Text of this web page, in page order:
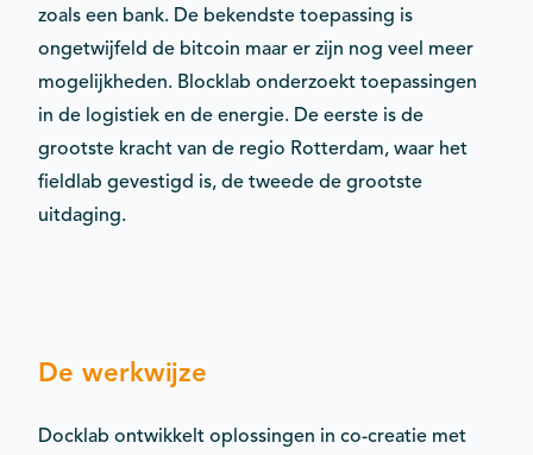
zoals een bank. De bekendste toepassing is
ongetwijfeld de bitcoin maar er zijn nog veel meer
mogelijkheden. Blocklab onderzoekt toepassingen
in de logistiek en de energie. De eerste is de
grootste kracht van de regio Rotterdam, waar het
fieldlab gevestigd is, de tweede de grootste
uitdaging.
De werkwijze
Docklab ontwikkelt oplossingen in co-creatie met